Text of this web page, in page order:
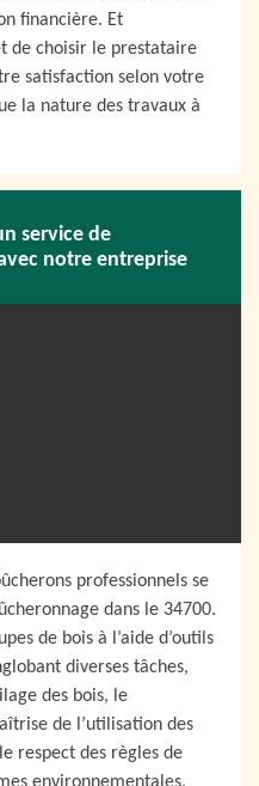
financière. Et
de choisir le prestataire
satisfaction selon votre
la nature des travaux à
service de
notre entreprise
professionnels se
dans le 34700.
de bois à l’aide d’outils
diverses tâches,
des bois, le
de l’utilisation des
respect des règles de